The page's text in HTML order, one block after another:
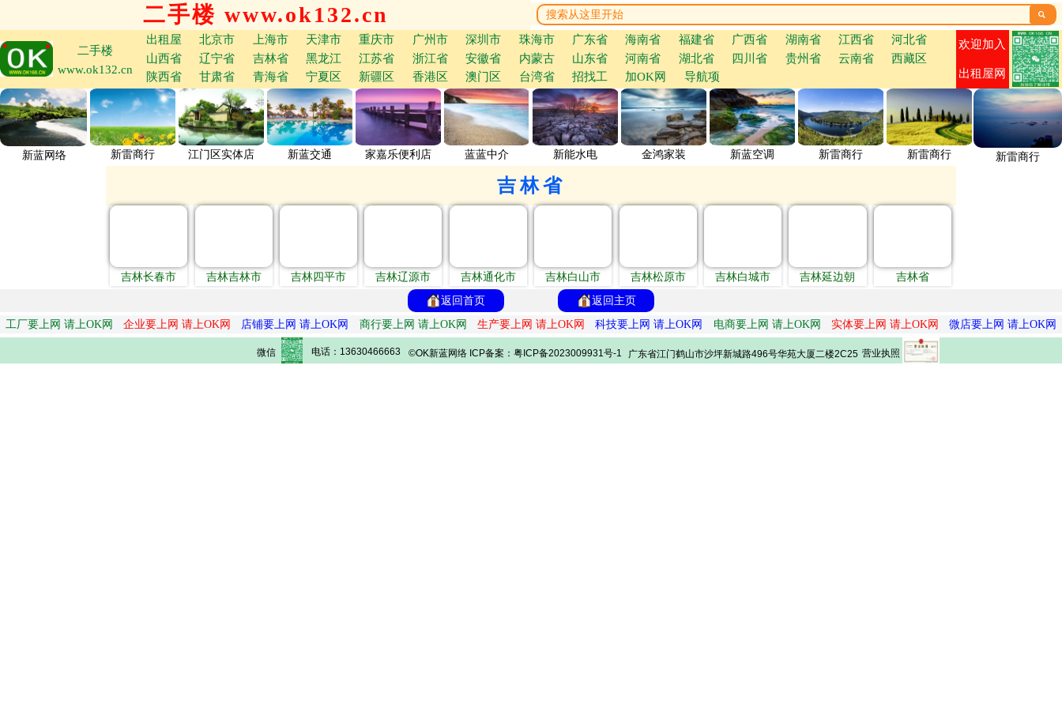
二手楼 www.ok132.cn 
二手楼
www.ok132.cn
出租屋 北京市 上海市 天津市 重庆市 广州市 深圳市 珠海市 广东省 海南省 福建省 广西省 湖南省 江西省
河北省
山西省
辽宁省 吉林省 黑龙江 江苏省 浙江省 安徽省 内蒙古 山东省 河南省 湖北省 四川省 贵州省 云南省
西藏区
陕西省
甘肃省 青海省 宁夏区 新疆区 香港区 澳门区 台湾省 招找工 加OK网 导航项
欢迎加入
出租屋网
新蓝网络 新雷商行 江门区实体店 新蓝交通 家嘉乐便利店 蓝蓝中介 新能水电 金鸿家装 新蓝空调 新雷商行 新雷商行 新雷商行
吉林省
吉林长春市 吉林吉林市 吉林四平市 吉林辽源市 吉林通化市 吉林白山市 吉林松原市 吉林白城市 吉林延边朝
吉林省
返回首页
返回主页
工厂要上网 请上OK网
企业要上网 请上OK网 店铺要上网 请上OK网 商行要上网 请上OK网 生产要上网 请上OK网 科技要上网 请上OK网 电商要上网 请上OK网 实体要上网 请上OK网 微店要上网 请上OK网
微信 电话：13630466663 ©OK新蓝网络 ICP备案：粤ICP备2023009931号-1 广东省江门鹤山市沙坪新城路496号华苑大厦二楼2C25 营业执照